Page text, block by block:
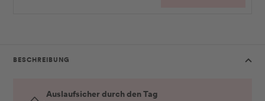
BESCHREIBUNG
Auslaufsicher durch den Tag